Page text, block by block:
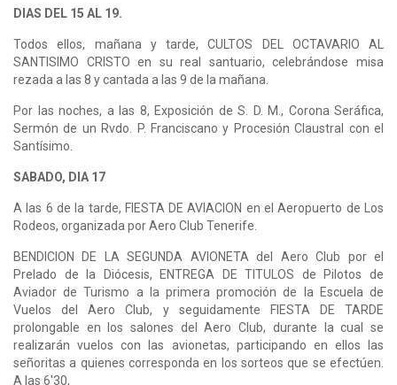
DIAS DEL 15 AL 19.
Todos ellos, mañana y tarde, CULTOS DEL OCTAVARIO AL
SANTISIMO CRISTO en su real santuario, celebrándose misa
rezada a las 8 y cantada a las 9 de la mañana.
Por las noches, a las 8, Exposición de S. D. M., Corona Seráfica,
Sermón de un Rvdo. P. Franciscano y Procesión Claustral con el
Santísimo.
SABADO, DIA 17
A las 6 de la tarde, FIESTA DE AVIACION en el Aeropuerto de Los
Rodeos, organizada por Aero Club Tenerife.
BENDICION DE LA SEGUNDA AVIONETA del Aero Club por el
Prelado de la Diócesis, ENTREGA DE TITULOS de Pilotos de
Aviador de Turismo a la primera promoción de la Escuela de
Vuelos del Aero Club, y seguidamente FIESTA DE TARDE
prolongable en los salones del Aero Club, durante la cual se
realizarán vuelos con las avionetas, participando en ellos las
señoritas a quienes corresponda en los sorteos que se efectúen.
A las 6'30,